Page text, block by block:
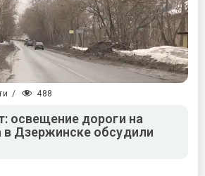
/ 488
освещение дороги на
в Дзержинске обсудили